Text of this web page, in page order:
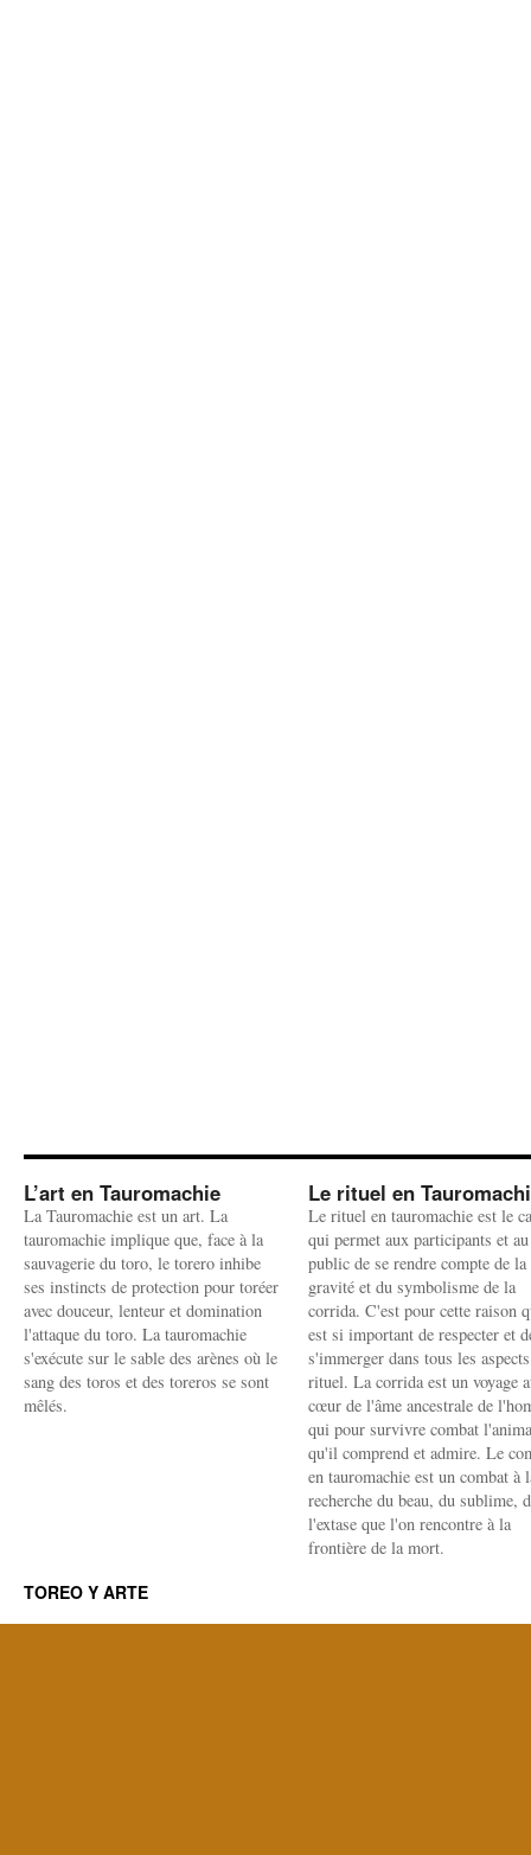
L’art en Tauromachie
La Tauromachie est un art. La
tauromachie implique que, face à la
sauvagerie du toro, le torero inhibe
ses instincts de protection pour toréer
avec douceur, lenteur et domination
l'attaque du toro. La tauromachie
s'exécute sur le sable des arènes où le
sang des toros et des toreros se sont
mêlés.
Le rituel en
Le rituel en tauromachie est le
qui permet aux participants et au
public de se rendre compte de la
gravité et du symbolisme de la
corrida. C'est pour cette raison
est si important de respecter et
s'immerger dans tous les
rituel. La corrida est un voyage
cœur de l'âme ancestrale de
qui pour survivre combat
qu'il comprend et admire. Le
en tauromachie est un combat à
recherche du beau, du sublime,
l'extase que l'on rencontre à la
frontière de la mort.
TOREO Y ARTE